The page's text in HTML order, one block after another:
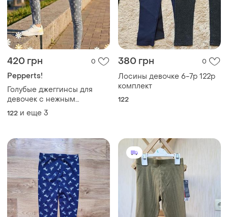
420 грн 0
Pepperts!
Голубые джеггинсы для
девочек с нежным
цветочным принтом,
pepperts, рост 122, 134, 140,
122 и еще 3
380 грн 0
Лосины девочке 6-7р 122р
комплект
122